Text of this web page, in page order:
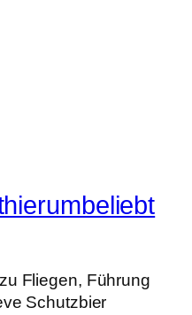
Fliegen, Führung
Schutzbier